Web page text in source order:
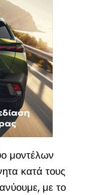
μοντέλων
κατά τους
με το